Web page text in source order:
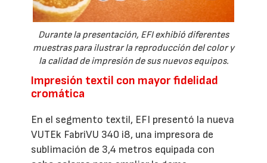
Durante la presentación, EFI exhibió diferentes
muestras para ilustrar la reproducción del color y
la calidad de impresión de sus nuevos equipos.
Impresión textil con mayor fidelidad
cromática
En el segmento textil, EFI presentó la nueva
VUTEk FabriVU 340 i8, una impresora de
sublimación de 3,4 metros equipada con